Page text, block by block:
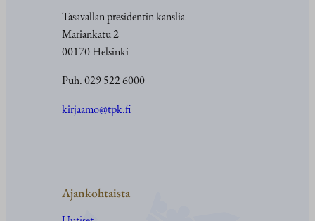
Tasavallan presidentin kanslia
Mariankatu 2
00170 Helsinki
Puh. 029 522 6000
kirjaamo@tpk.fi
Ajankohtaista